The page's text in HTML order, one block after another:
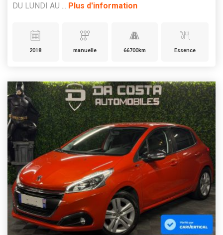
DU LUNDI AU ... Plus d'information
2018 manuelle 66700km Essence